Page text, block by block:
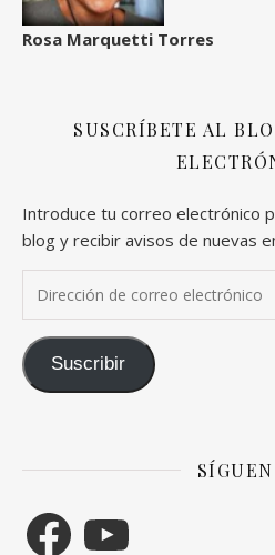
Rosa Marquetti Torres
SUSCRÍBETE AL
Introduce tu correo electrónico
blog y recibir avisos de nuevas
Suscribir
Facebook